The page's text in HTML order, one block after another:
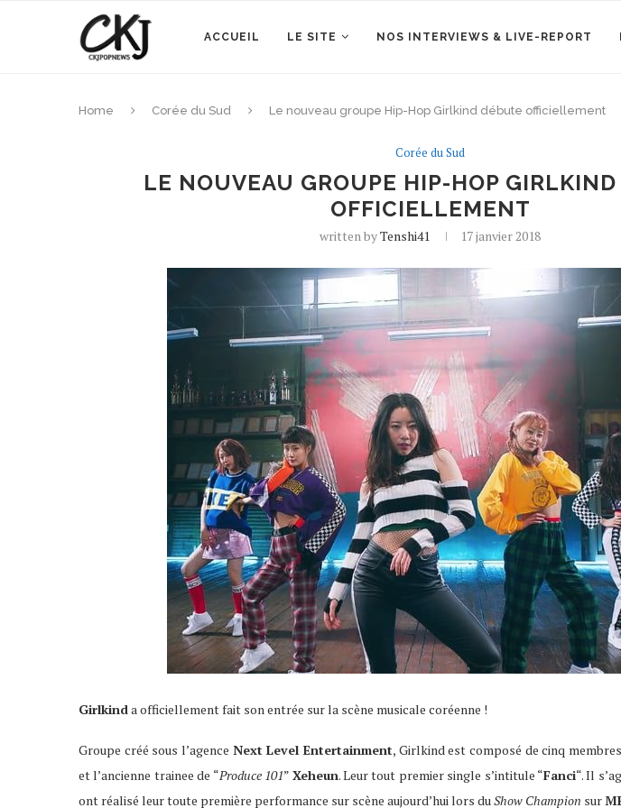
ACCUEIL LE SITE NOS INTERVIEWS & LIVE-REPORT
Home Corée du Sud Le nouveau groupe Hip-Hop Girlkind débute officiellement
Corée du Sud
LE NOUVEAU GROUPE HIP-HOP
OFFICIELLEMENT
written byTenshi41 17 janvier 2018
Girlkinda officiellement fait son entrée sur la scène musicale coréenne !
Groupe créé sous l’agence Next Level Entertainment, Girlkind est composé de cinq membres
et l’ancienne trainee de “Produce 101” Xeheun. Leur tout premier single s’intitule “Fanci“. Il
ont réalisé leur toute première performance sur scène aujourd’hui lors duShow Champion sur